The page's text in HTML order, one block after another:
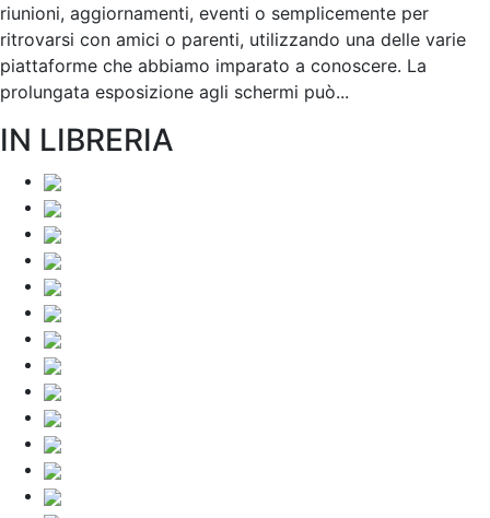
riunioni, aggiornamenti, eventi o semplicemente per
ritrovarsi con amici o parenti, utilizzando una delle varie
piattaforme che abbiamo imparato a conoscere. La
prolungata esposizione agli schermi può...
IN LIBRERIA